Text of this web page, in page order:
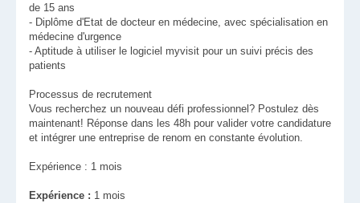
de 15 ans
- Diplôme d'Etat de docteur en médecine, avec spécialisation en
médecine d'urgence
- Aptitude à utiliser le logiciel myvisit pour un suivi précis des
patients
Processus de recrutement
Vous recherchez un nouveau défi professionnel? Postulez dès
maintenant! Réponse dans les 48h pour valider votre candidature
et intégrer une entreprise de renom en constante évolution.
Expérience : 1 mois
Expérience : 1 mois